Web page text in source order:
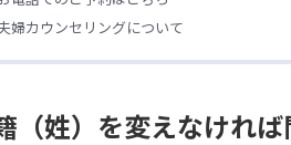
婦カウンセリングについて
（姓）を変えなけれ